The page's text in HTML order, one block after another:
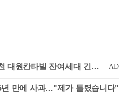
년 만에 사과…"제가 틀렸습니다"